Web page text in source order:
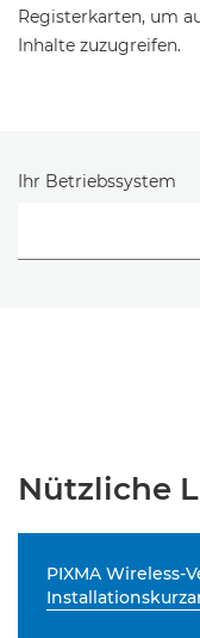
Registerkarten, um
Inhalte zuzugreifen.
Ihr Betriebssystem
Nützliche
PIXMA Wireless-